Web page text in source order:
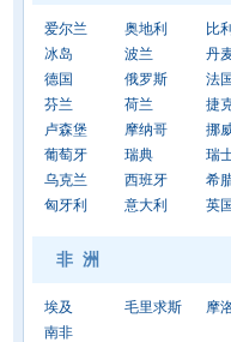
爱尔兰 奥地利
比
冰岛
波兰
丹
德国
俄罗斯
法国
芬兰
荷兰
捷
卢森堡
摩纳哥
挪
葡萄牙
瑞典
瑞
乌克兰
西班牙
希
匈牙利
意大利 英国
非 洲
埃及 毛里求斯
摩
南非